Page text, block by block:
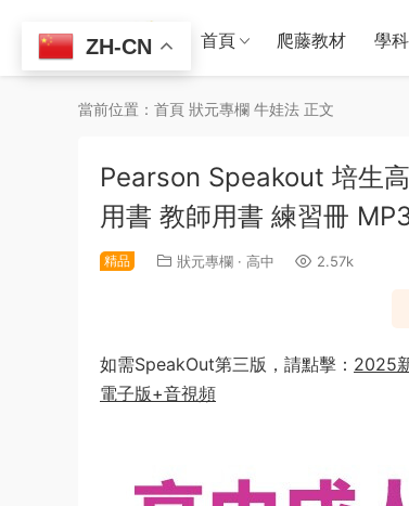
首頁 爬藤教材 學
當前位置： 首頁 狀元專欄 牛娃法 正文
Pearson Speakout 培生
用書 教師用書 練習冊
精品 狀元專欄 · 高中 2.57k
​如需SpeakOut第三版，請點擊： 2025
電子版+音視頻
ZH-CN